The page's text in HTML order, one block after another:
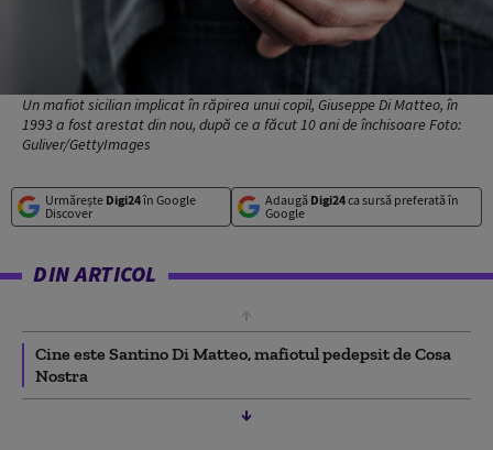
Un mafiot sicilian implicat în răpirea unui copil, Giuseppe Di Matteo, în
1993 a fost arestat din nou, după ce a făcut 10 ani de închisoare Foto:
Guliver/GettyImages
Urmărește Digi24în Google
Discover
Adaugă Digi24ca sursă preferată în
Google
DIN ARTICOL
Cine este Santino Di Matteo, mafiotul pedepsit de Cosa
Nostra